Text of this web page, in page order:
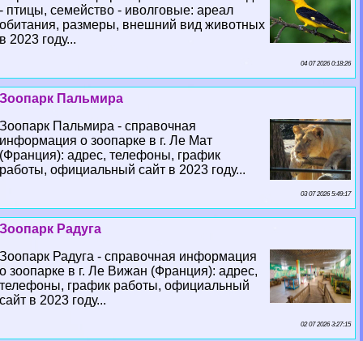
- птицы, семейство - иволговые: ареал
обитания, размеры, внешний вид животных
в 2023 году...
04 07 2026 0:18:26
Зоопарк Пальмира
Зоопарк Пальмира - справочная
информация о зоопарке в г. Ле Мат
(Франция): адрес, телефоны, график
работы, официальный сайт в 2023 году...
03 07 2026 5:49:17
Зоопарк Радуга
Зоопарк Радуга - справочная информация
о зоопарке в г. Ле Вижан (Франция): адрес,
телефоны, график работы, официальный
сайт в 2023 году...
02 07 2026 3:27:15